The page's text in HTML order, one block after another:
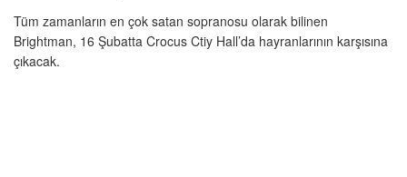
Tüm zamanların en çok satan sopranosu olarak bilinen
Brightman, 16 Şubatta Crocus Ctiy Hall’da hayranlarının karşısına
çıkacak.